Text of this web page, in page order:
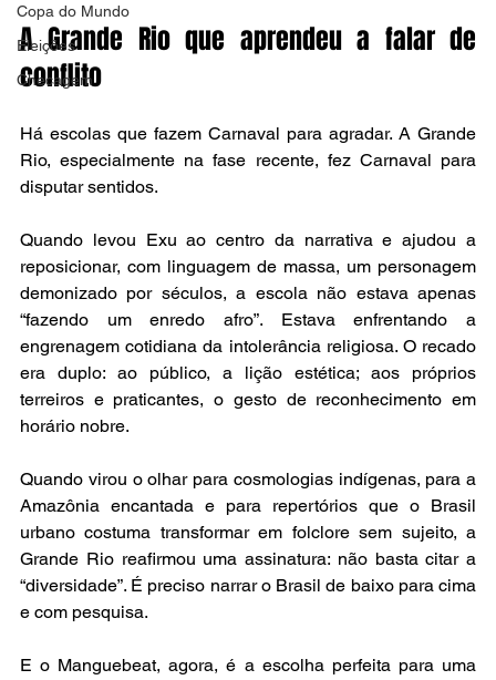
Copa do Mundo
Eleições
Checagem
A Grande Rio que aprendeu a falar de
conflito
Há escolas que fazem Carnaval para agradar. A Grande
Rio, especialmente na fase recente, fez Carnaval para
disputar sentidos.
Quando levou Exu ao centro da narrativa e ajudou a
reposicionar, com linguagem de massa, um personagem
demonizado por séculos, a escola não estava apenas
“fazendo um enredo afro”. Estava enfrentando a
engrenagem cotidiana da intolerância religiosa. O recado
era duplo: ao público, a lição estética; aos próprios
terreiros e praticantes, o gesto de reconhecimento em
horário nobre.
Quando virou o olhar para cosmologias indígenas, para a
Amazônia encantada e para repertórios que o Brasil
urbano costuma transformar em folclore sem sujeito, a
Grande Rio reafirmou uma assinatura: não basta citar a
“diversidade”. É preciso narrar o Brasil de baixo para cima
e com pesquisa.
E o Manguebeat, agora, é a escolha perfeita para uma